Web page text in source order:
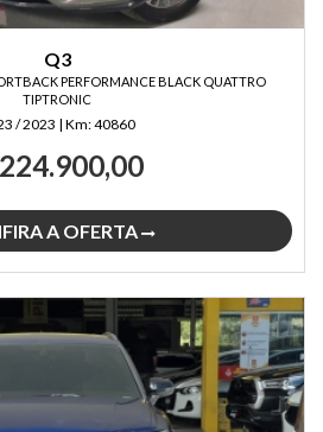
Q3
PERFORMANCE BLACK QUATTRO
TIPTRONIC
/ 2023 | Km:40860
224.900,00
A OFERTA